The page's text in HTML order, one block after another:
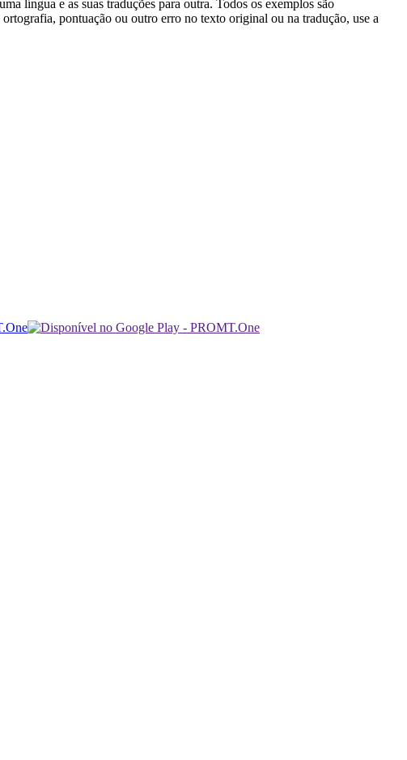
língua e as suas traduções para outra. Todos os exemplos são
pontuação ou outro erro no texto original ou na tradução, use a